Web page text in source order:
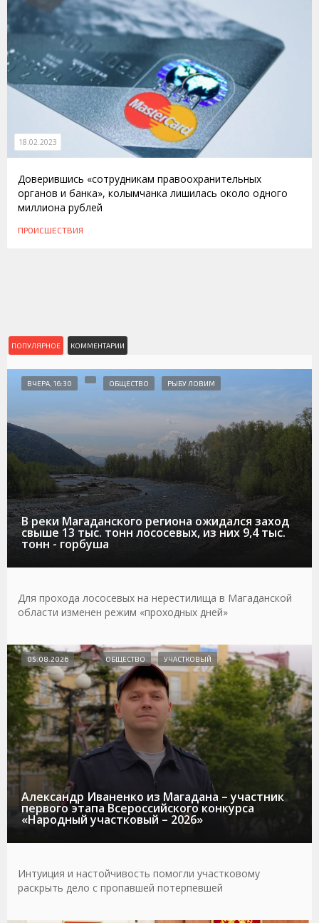
18.02.2023
Доверившись «сотрудникам правоохранительных
органов и банка», колымчанка лишилась около одного
миллиона рублей
ПРОИСШЕСТВИЯ
ПОПУЛЯРНОЕ КОММЕНТАРИИ
В реки Магаданского региона ожидался заход
свыше 13 тыс. тонн лососевых, из них 9,4 тыс.
тонн - горбуша
ВЧЕРА, 16:30 ОБЩЕСТВО РЫБУ ЛОВИМ
Для прохода лососевых на нерестилища в Магаданской
области изменен режим «проходных дней»
Александр Иваненко из Магадана – участник
первого этапа Всероссийского конкурса
«Народный участковый – 2026»
05.08.2026 ОБЩЕСТВО УЧАСТКОВЫЙ
Интуиция и настойчивость помогли участковому
раскрыть дело с пропавшей потерпевшей